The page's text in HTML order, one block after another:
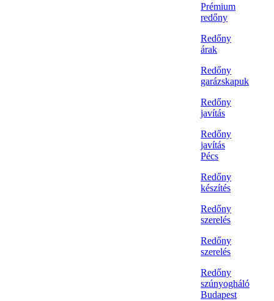
Prémium
redőny
Redőny
árak
Redőny
garázskapuk
Redőny
javítás
Redőny
javítás
Pécs
Redőny
készítés
Redőny
szerelés
Redőny
szerelés
Redőny
szúnyogháló
Budapest